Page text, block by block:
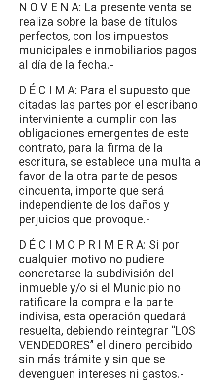
N O V E N A: La presente venta se
realiza sobre la base de títulos
perfectos, con los impuestos
municipales e inmobiliarios pagos
al día de la fecha.-
D É C I M A: Para el supuesto que
citadas las partes por el escribano
interviniente a cumplir con las
obligaciones emergentes de este
contrato, para la firma de la
escritura, se establece una multa a
favor de la otra parte de pesos
cincuenta, importe que será
independiente de los daños y
perjuicios que provoque.-
D É C I M O P R I M E R A: Si por
cualquier motivo no pudiere
concretarse la subdivisión del
inmueble y/o si el Municipio no
ratificare la compra e la parte
indivisa, esta operación quedará
resuelta, debiendo reintegrar “LOS
VENDEDORES” el dinero percibido
sin más trámite y sin que se
devenguen intereses ni gastos.-